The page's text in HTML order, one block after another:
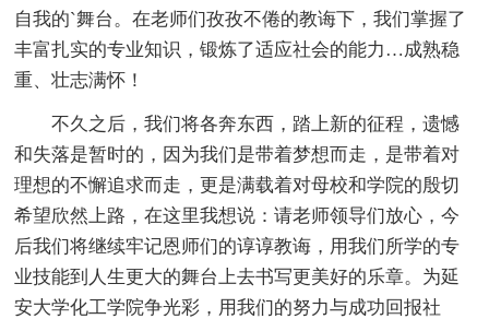
自我的`舞台。在老师们孜孜不倦的教诲下，我们掌握了
丰富扎实的专业知识，锻炼了适应社会的能力…成熟稳
重、壮志满怀！
不久之后，我们将各奔东西，踏上新的征程，遗憾
和失落是暂时的，因为我们是带着梦想而走，是带着对
理想的不懈追求而走，更是满载着对母校和学院的殷切
希望欣然上路，在这里我想说：请老师领导们放心，今
后我们将继续牢记恩师们的谆谆教诲，用我们所学的专
业技能到人生更大的舞台上去书写更美好的乐章。为延
安大学化工学院争光彩，用我们的努力与成功回报社